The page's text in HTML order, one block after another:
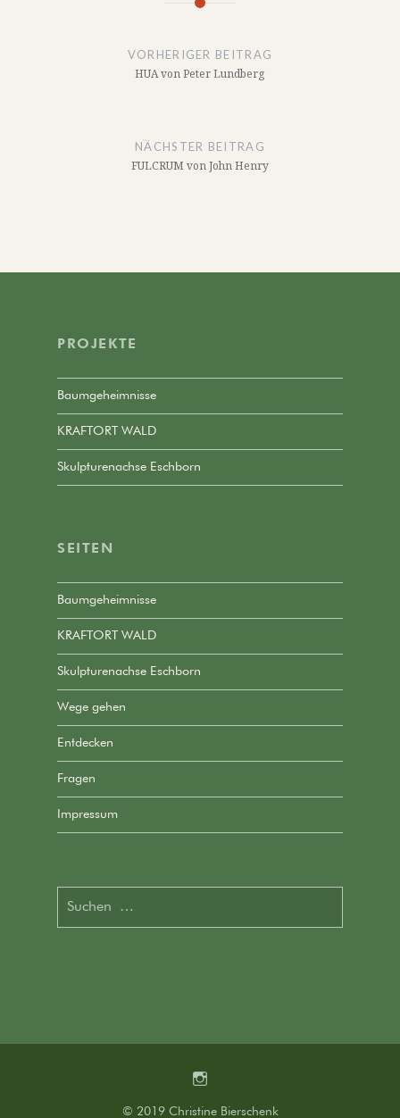
VORHERIGER BEITRAG
HUA von Peter Lundberg
NÄCHSTER BEITRAG
FULCRUM von John Henry
PROJEKTE
Baumgeheimnisse
KRAFTORT WALD
Skulpturenachse Eschborn
SEITEN
Baumgeheimnisse
KRAFTORT WALD
Skulpturenachse Eschborn
Wege gehen
Entdecken
Fragen
Impressum
© 2019 Christine Bierschenk